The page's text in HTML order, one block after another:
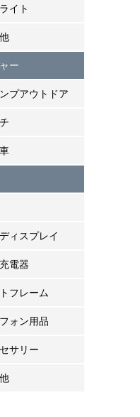
イト
ー
プアウトドア
ィスプレイ
電器
フレーム
ォン用品
サリー